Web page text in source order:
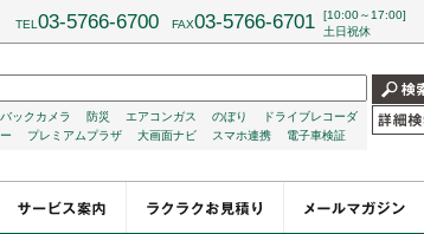
TEL 03-5766-6700 FAX03-5766-6701
[10:00～17:00]
土日祝休
バックカメラ 防災 エアコンガス のぼり
ドライブレコーダ
ー
プレミアムプラザ 大画面ナビ スマホ連携 電子車検証